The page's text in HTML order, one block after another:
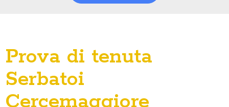
Prova di tenuta
Serbatoi